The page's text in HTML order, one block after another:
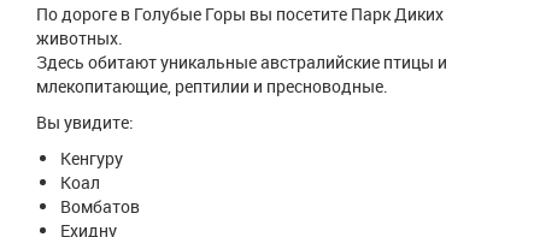
По дороге в Голубые Горы вы посетите Парк Диких
животных.
Здесь обитают уникальные австралийские птицы и
млекопитающие, рептилии и пресноводные.
Вы увидите:
Кенгуру
Коал
Вомбатов
Ехидну